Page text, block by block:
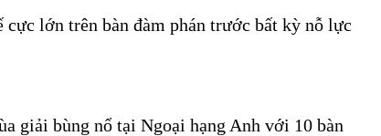
lớn trên bàn đàm phán trước bất kỳ nỗ lực
giải bùng nổ tại Ngoại hạng Anh với 10 bàn